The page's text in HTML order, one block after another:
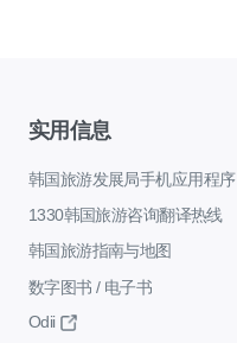
实用信息
韩国旅游发展局手机应用程序
1330韩国旅游咨询翻译热线
韩国旅游指南与地图
数字图书 / 电子书
Odii